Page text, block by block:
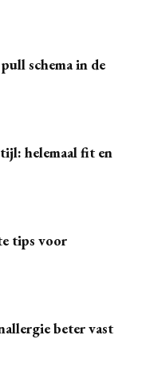
schema in de
helemaal fit en
tips voor
beter vast